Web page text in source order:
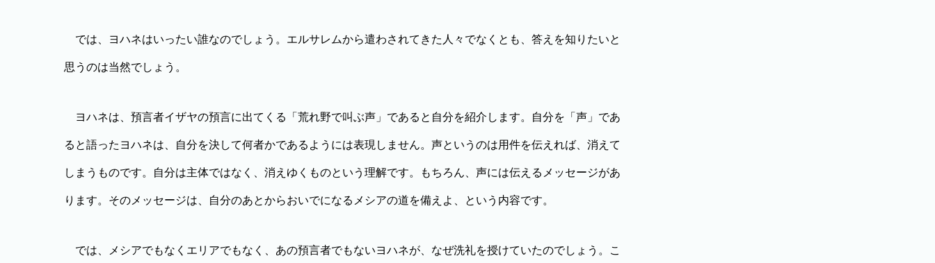
では、ヨハネはいったい誰なのでしょう。エルサレムから遣わされてきた人々でなくとも、答えを知りたいと
思うのは当然でしょう。
ヨハネは、預言者イザヤの預言に出てくる「荒れ野で叫ぶ声」であると自分を紹介します。自分を「声」であ
ると語ったヨハネは、自分を決して何者かであるようには表現しません。声というのは用件を伝えれば、消えて
しまうものです。自分は主体ではなく、消えゆくものという理解です。もちろん、声には伝えるメッセージがあ
ります。そのメッセージは、自分のあとからおいでになるメシアの道を備えよ、という内容です。
では、メシアでもなくエリアでもなく、あの預言者でもないヨハネが、なぜ洗礼を授けていたのでしょう。こ